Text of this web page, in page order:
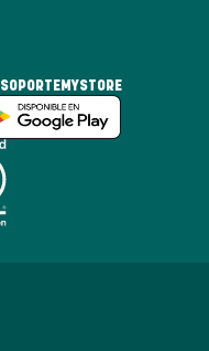
SOPORTEMYSTORE